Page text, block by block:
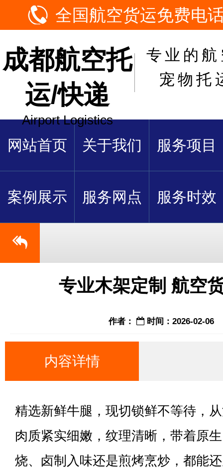
全国航空货运免费电
成都航空托
运/快递
Airport Logistics
专业的
宠物托
网站首页 关于我们 服务项目
案例展示 服务网点 服务时效
专业木架定制 航空
作者： 时间：2026-02-06
内容详情
精选新鲜牛腿，现切锁鲜不等待，
肉质紧实细嫩，纹理清晰，带着原
烧、卤制入味还是煎烤烹炒，都能